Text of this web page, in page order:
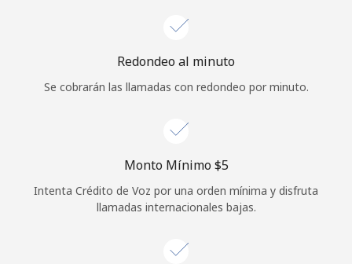
Iniciar Sesión
Continuar con
Redondeo al minuto
Se cobrarán las llamadas con redondeo por minuto.
Monto Mínimo ⁦$5⁩
Intenta Crédito de Voz por una orden mínima y disfruta
llamadas internacionales bajas.